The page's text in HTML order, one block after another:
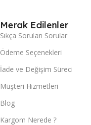
Merak Edilenler
Sıkça Sorulan Sorular
Ödeme Seçenekleri
İade ve Değişim Süreci
Müşteri Hizmetleri
Blog
Kargom Nerede ?